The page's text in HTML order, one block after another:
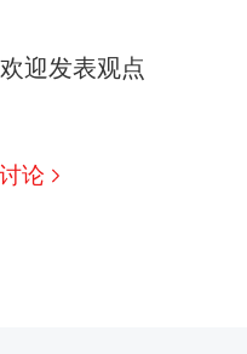
迎发表观点
论